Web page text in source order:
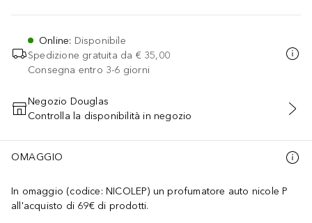
Online: Disponibile
Spedizione gratuita da € 35,00
Consegna entro 3-6 giorni
AGGIUNGI AL CARRELLO
Negozio Douglas
Controlla la disponibilità in negozio
OMAGGIO
In omaggio (codice: NICOLEP) un profumatore auto nicole P
all'acquisto di 69€ di prodotti.